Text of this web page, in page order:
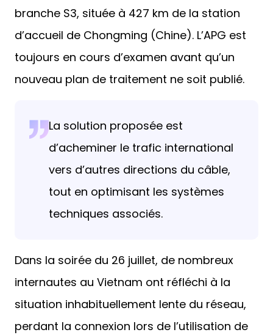
branche S3, située à 427 km de la station
d’accueil de Chongming (Chine). L’APG est
toujours en cours d’examen avant qu’un
nouveau plan de traitement ne soit publié.
La solution proposée est
d’acheminer le trafic international
vers d’autres directions du câble,
tout en optimisant les systèmes
techniques associés.
Dans la soirée du 26 juillet, de nombreux
internautes au Vietnam ont réfléchi à la
situation inhabituellement lente du réseau,
perdant la connexion lors de l’utilisation de